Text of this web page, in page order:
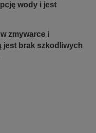
wody i jest
zmywarce i
jest brak szkodliwych